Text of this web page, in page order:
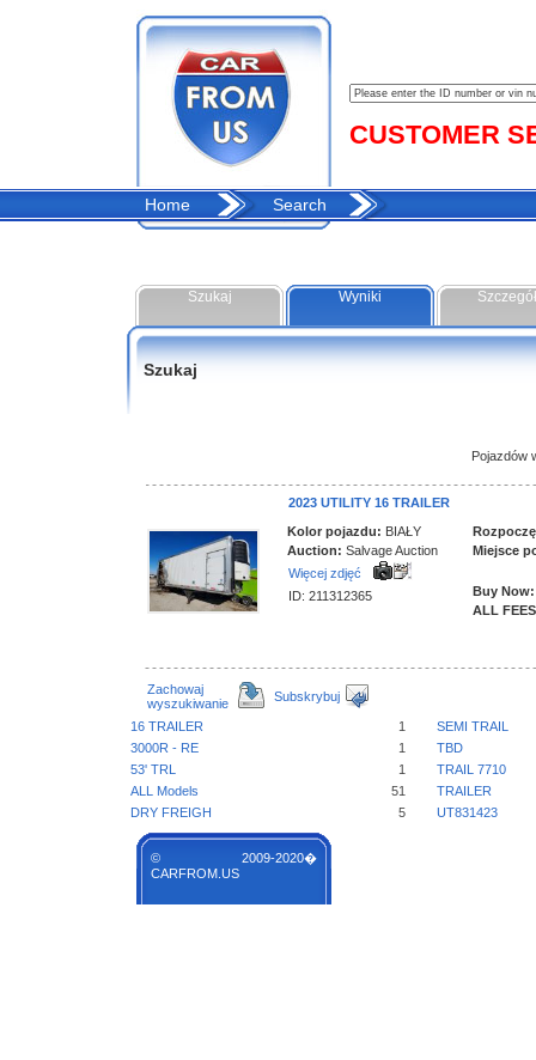
CUSTOMER
Home Search
Szukaj Wyniki
Szukaj
Pojazdów
2023 UTILITY 16 TRAILER
Kolor pojazdu: BIAŁY
Auction: Salvage Auction
Więcej zdjęć
ID: 211312365
Miejsce
Buy Now:
ALL
Zachowaj
wyszukiwanie
Subskrybuj
16 TRAILER 1
SEMI TRAIL
3000R - RE
1
TBD
53' TRL
1
TRAIL 7710
ALL Models
51
TRAILER
DRY FREIGH
5 UT831423
© 2009-2020�
CARFROM.US